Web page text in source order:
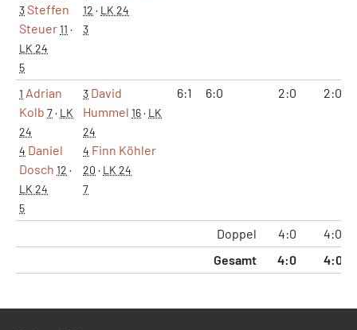
3Steffen
Steuer11 ·
LK 24
5
12 · LK 24
3
1 Adrian
Kolb 7· LK
24
4 Daniel
Dosch 12 ·
LK 24
5
3 David
Hummel 16· LK
24
4 Finn Köhler
20 · LK 24
7
6:1 6:0 2:0 2:0
Doppel 4:0
4:0
Gesamt
4:0 4:0